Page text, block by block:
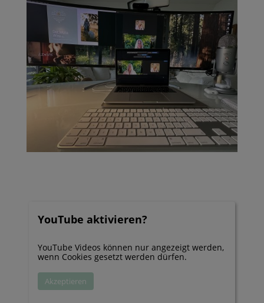
YouTube aktivieren?
YouTube Videos können nur angezeigt werden,
wenn Cookies gesetzt werden dürfen.
Akzeptieren